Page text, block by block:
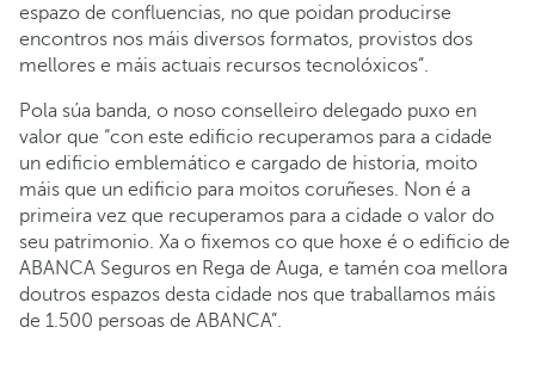
espazo de confluencias, no que poidan producirse
encontros nos máis diversos formatos, provistos dos
mellores e máis actuais recursos tecnolóxicos”.
Pola súa banda, o noso conselleiro delegado puxo en
valor que “con este edificio recuperamos para a cidade
un edificio emblemático e cargado de historia, moito
máis que un edificio para moitos coruñeses. Non é a
primeira vez que recuperamos para a cidade o valor do
seu patrimonio. Xa o fixemos co que hoxe é o edificio de
ABANCA Seguros en Rega de Auga, e tamén coa mellora
doutros espazos desta cidade nos que traballamos máis
de 1.500 persoas de ABANCA”.